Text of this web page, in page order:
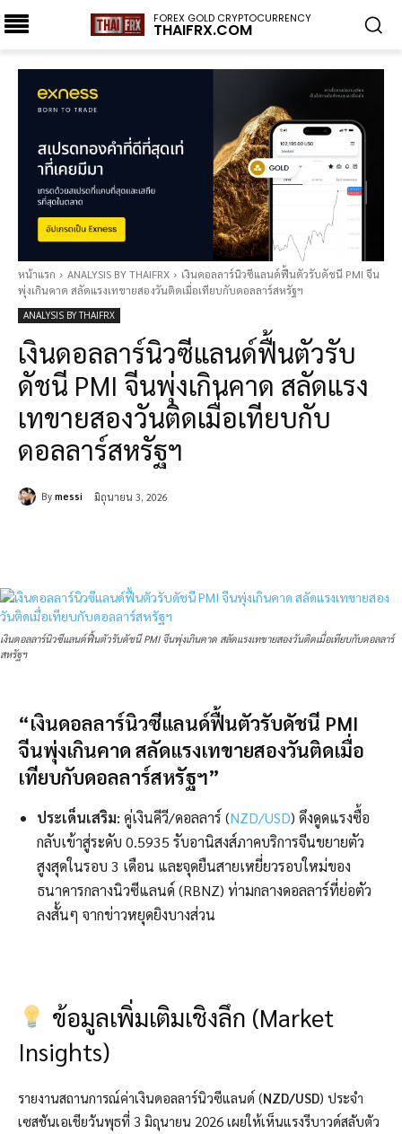
FOREX GOLD CRYPTOCURRENCY
THAIFRX.COM
หน้าแรก ANALYSIS BY THAIFRX
เงินดอลลาร์นิวซีแลนด์ฟื้นตัวรับดัชนี PMI จีน
พุ่งเกินคาด สลัดแรงเทขายสองวันติดเมื่อเทียบกับดอลลาร์สหรัฐฯ
ANALYSIS BY THAIFRX
เงินดอลลาร์นิวซีแลนด์ฟื้นตัวรับ
ดัชนี PMI จีนพุ่งเกินคาด สลัดแรง
เทขายสองวันติดเมื่อเทียบกับ
ดอลลาร์สหรัฐฯ
By messi มิถุนายน 3, 2026
เงินดอลลาร์นิวซีแลนด์ฟื้นตัวรับดัชนี PMI จีนพุ่งเกินคาด สลัดแรงเทขายสองวันติดเมื่อเทียบกับดอลลาร์
สหรัฐฯ
“เงินดอลลาร์นิวซีแลนด์ฟื้นตัวรับดัชนี PMI
จีนพุ่งเกินคาด สลัดแรงเทขายสองวันติดเมื่อ
เทียบกับดอลลาร์สหรัฐฯ”
ประเด็นเสริม: คู่เงินคีวี/ดอลลาร์ (NZD/USD) ดึงดูดแรงซื้อ
กลับเข้าสู่ระดับ 0.5935 รับอานิสงส์ภาคบริการจีนขยายตัว
สูงสุดในรอบ 3 เดือน และจุดยืนสายเหยี่ยวรอบใหม่ของ
ธนาคารกลางนิวซีแลนด์ (RBNZ) ท่ามกลางดอลลาร์ที่ย่อตัว
ลงสั้นๆ จากข่าวหยุดยิงบางส่วน
ข้อมูลเพิ่มเติมเชิงลึก (Market
Insights)
รายงานสถานการณ์ค่าเงินดอลลาร์นิวซีแลนด์ (NZD/USD) ประจำ
เซสชันเอเชียวันพุธที่ 3 มิถุนายน 2026 เผยให้เห็นแรงรีบาวด์สลับตัว